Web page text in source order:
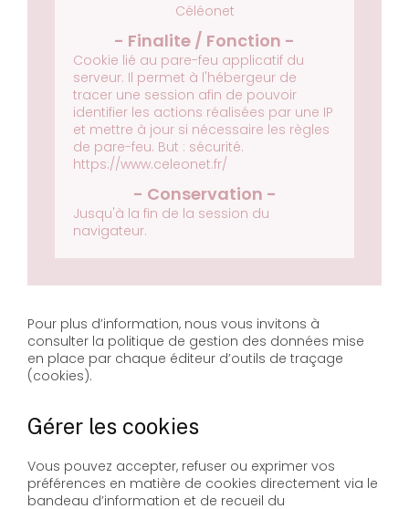
Céléonet
Cookie lié au pare-feu applicatif du
serveur. Il permet à l'hébergeur de
tracer une session afin de pouvoir
identifier les actions réalisées par une IP
et mettre à jour si nécessaire les règles
de pare-feu. But : sécurité.
https://www.celeonet.fr/
Jusqu'à la fin de la session du
navigateur.
Pour plus d’information, nous vous invitons à
consulter la politique de gestion des données mise
en place par chaque éditeur d’outils de traçage
(cookies).
Gérer les cookies
Vous pouvez accepter, refuser ou exprimer vos
préférences en matière de cookies directement via le
bandeau d’information et de recueil du